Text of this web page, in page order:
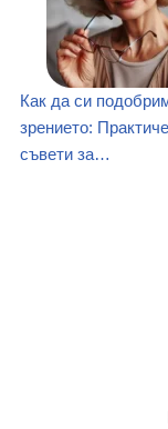
Как да си
зрението:
съвети за…